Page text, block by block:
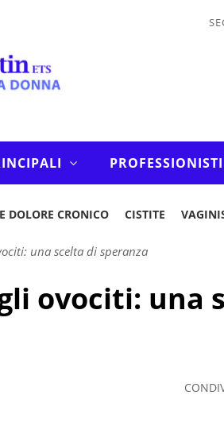
PROFESSIONISTI
DOLORE CRONICO CISTITE
una scelta di speranza
ovociti: una